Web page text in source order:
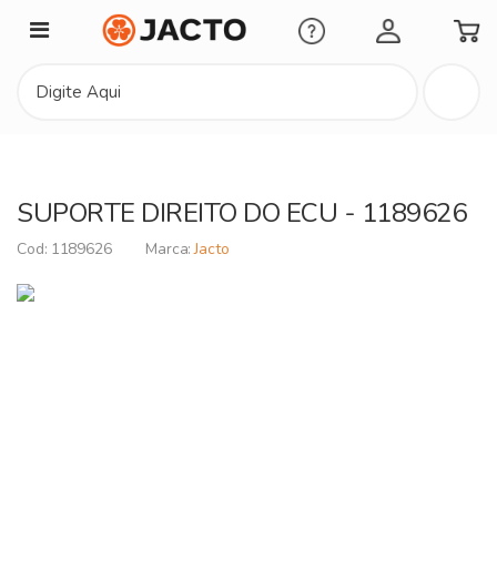
Minha Conta
SUPORTE DIREITO DO ECU - 1189626
1189626 Jacto